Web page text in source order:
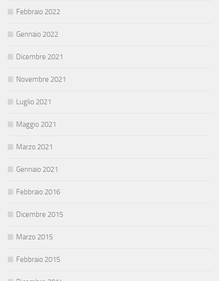
Febbraio 2022
Gennaio 2022
Dicembre 2021
Novembre 2021
Luglio 2021
Maggio 2021
Marzo 2021
Gennaio 2021
Febbraio 2016
Dicembre 2015
Marzo 2015
Febbraio 2015